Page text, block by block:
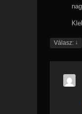
Válasz: ↓